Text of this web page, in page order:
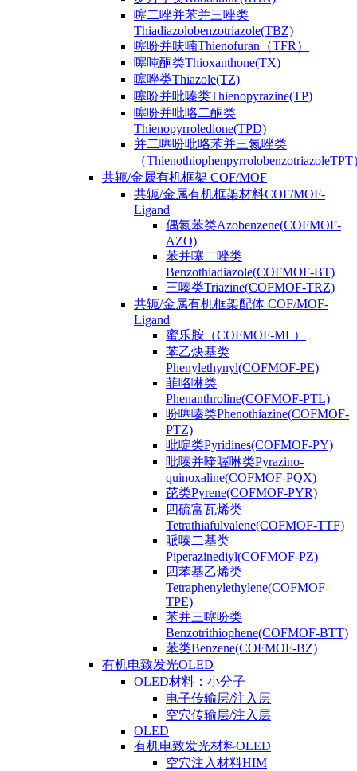
噻二唑并苯并三唑类
Thiadiazolobenzotriazole(TBZ)
噻吩并呋喃Thienofuran（TFR）
噻吨酮类Thioxanthone(TX)
噻唑类Thiazole(TZ)
噻吩并吡嗪类Thienopyrazine(TP)
噻吩并吡咯二酮类
Thienopyrroledione(TPD)
并二噻吩吡咯苯并三氮唑类
（ThienothiophenpyrrolobenzotriazoleTPT
共轭/金属有机框架 COF/MOF
共轭/金属有机框架材料COF/MOF-
Ligand
偶氮苯类Azobenzene(COFMOF-
AZO)
苯并噻二唑类
Benzothiadiazole(COFMOF-BT)
三嗪类Triazine(COFMOF-TRZ)
共轭/金属有机框架配体 COF/MOF-
Ligand
蜜乐胺（COFMOF-ML）
苯乙炔基类
Phenylethynyl(COFMOF-PE)
菲咯啉类
Phenanthroline(COFMOF-PTL)
吩噻嗪类Phenothiazine(COFMOF-
PTZ)
吡啶类Pyridines(COFMOF-PY)
吡嗪并喹喔啉类Pyrazino-
quinoxaline(COFMOF-PQX)
芘类Pyrene(COFMOF-PYR)
四硫富瓦烯类
Tetrathiafulvalene(COFMOF-TTF)
哌嗪二基类
Piperazinediyl(COFMOF-PZ)
四苯基乙烯类
Tetraphenylethylene(COFMOF-
TPE)
苯并三噻吩类
Benzotrithiophene(COFMOF-BTT)
苯类Benzene(COFMOF-BZ)
有机电致发光OLED
OLED材料：小分子
电子传输层/注入层
空穴传输层/注入层
OLED
有机电致发光材料OLED
空穴注入材料HIM